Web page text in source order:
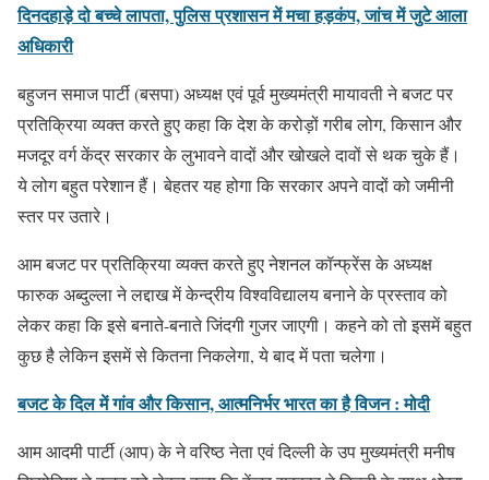
दिनदहाड़े दो बच्चे लापता, पुलिस प्रशासन में मचा हड़कंप, जांच में जुटे आला
अधिकारी
बहुजन समाज पार्टी (बसपा) अध्यक्ष एवं पूर्व मुख्यमंत्री मायावती ने बजट पर
प्रतिक्रिया व्यक्त करते हुए कहा कि देश के करोड़ों गरीब लोग, किसान और
मजदूर वर्ग केंद्र सरकार के लुभावने वादों और खोखले दावों से थक चुके हैं।
ये लोग बहुत परेशान हैं। बेहतर यह होगा कि सरकार अपने वादों को जमीनी
स्तर पर उतारे।
आम बजट पर प्रतिक्रिया व्यक्त करते हुए नेशनल कॉन्फ्रेंस के अध्यक्ष
फारुक अब्दुल्ला ने लद्दाख में केन्द्रीय विश्वविद्यालय बनाने के प्रस्ताव को
लेकर कहा कि इसे बनाते-बनाते जिंदगी गुजर जाएगी। कहने को तो इसमें बहुत
कुछ है लेकिन इसमें से कितना निकलेगा, ये बाद में पता चलेगा।
बजट के दिल में गांव और किसान, आत्मनिर्भर भारत का है विजन : मोदी
आम आदमी पार्टी (आप) के ने वरिष्ठ नेता एवं दिल्ली के उप मुख्यमंत्री मनीष